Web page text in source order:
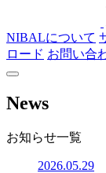
NIBALについて
ロード お問い合
News
お知らせ一覧
2026.05.29